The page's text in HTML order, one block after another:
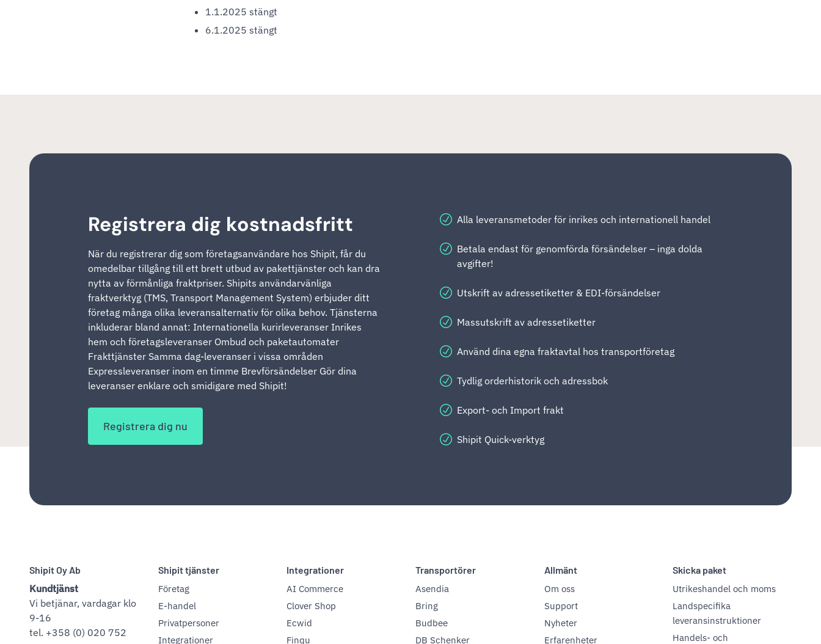
1.1.2025 stängt
6.1.2025 stängt
Registrera dig kostnadsfritt
När du registrerar dig som företagsanvändare hos Shipit, får du
omedelbar tillgång till ett brett utbud av pakettjänster och kan dra
nytta av förmånliga fraktpriser. Shipits användarvänliga
fraktverktyg (TMS, Transport Management System) erbjuder ditt
företag många olika leveransalternativ för olika behov. Tjänsterna
inkluderar bland annat: Internationella kurirleveranser Inrikes
hem och företagsleveranser Ombud och paketautomater
Frakttjänster Samma dag-leveranser i vissa områden
Expressleveranser inom en timme Brevförsändelser Gör dina
leveranser enklare och smidigare med Shipit!
Registrera dig nu
Alla leveransmetoder för inrikes och internationell handel
Betala endast för genomförda försändelser – inga dolda
avgifter!
Utskrift av adressetiketter & EDI-försändelser
Massutskrift av adressetiketter
Använd dina egna fraktavtal hos transportföretag
Tydlig orderhistorik och adressbok
Export- och Import frakt
Shipit Quick-verktyg
Shipit Oy Ab
Kundtjänst
Vi betjänar, vardagar klo
9-16
tel. +358 (0) 020 752
Shipit tjänster
Företag
E-handel
Privatpersoner
Integrationer
Integrationer
AI Commerce
Clover Shop
Ecwid
Finqu
Transportörer
Asendia
Bring
Budbee
DB Schenker
Allmänt
Om oss
Support
Nyheter
Erfarenheter
Skicka paket
Utrikeshandel och moms
Landspecifika
leveransinstruktioner
Handels- och